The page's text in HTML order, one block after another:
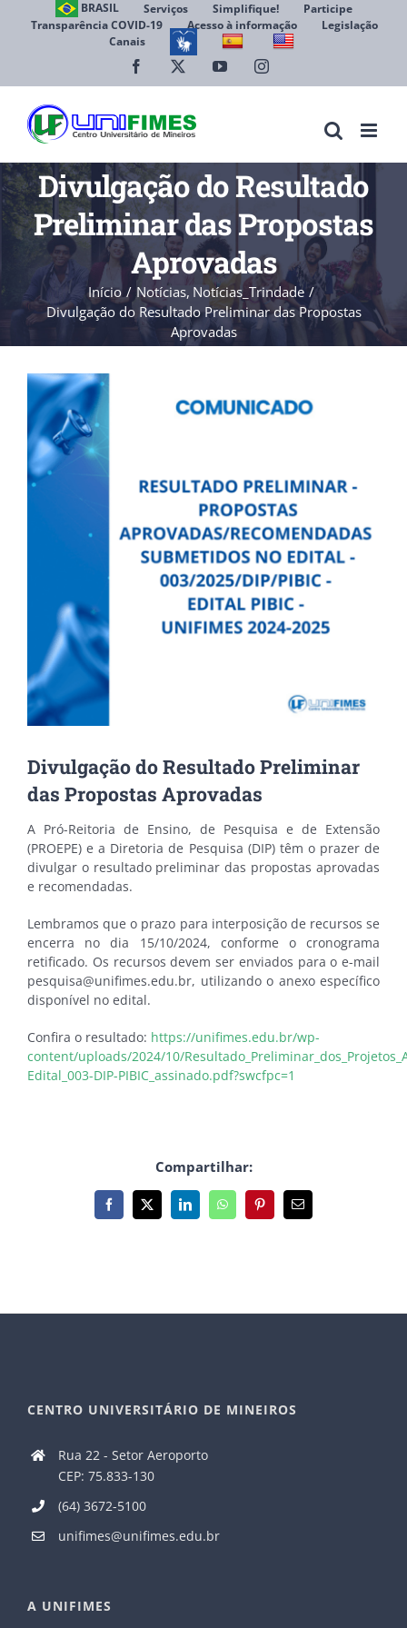
BRASIL Serviços Simplifique!
Participe
Transparência COVID-19
Acesso à informação
Legislação
Canais
Facebook YouTubeInstagram
Divulgação do Resultado
Preliminar das Propostas
Aprovadas
Início Notícias Notícias_Trindade
Divulgação do Resultado Preliminar das Propostas
Aprovadas
View
Larger
Image
Divulgação do Resultado Preliminar
das Propostas Aprovadas
A Pró-Reitoria de Ensino, de Pesquisa e de Extensão
(PROEPE) e a Diretoria de Pesquisa (DIP) têm o prazer de
divulgar o resultado preliminar das propostas aprovadas
e recomendadas.
Lembramos que o prazo para interposição de recursos se
encerra no dia 15/10/2024, conforme o cronograma
retificado. Os recursos devem ser enviados para o e-mail
pesquisa@unifimes.edu.br, utilizando o anexo específico
disponível no edital.
Confira o resultado: https://unifimes.edu.br/wp-
content/uploads/2024/10/
Edital_003-DIP-PIBIC_assinado.pdf?swcfpc=1
Compartilhar:
Facebook
X LinkedInWhatsAppPinterest
E-
mail
CENTRO UNIVERSITÁRIO DE MINEIROS
Rua 22 - Setor Aeroporto
CEP: 75.833-130
(64) 3672-5100
unifimes@unifimes.edu.br
A UNIFIMES